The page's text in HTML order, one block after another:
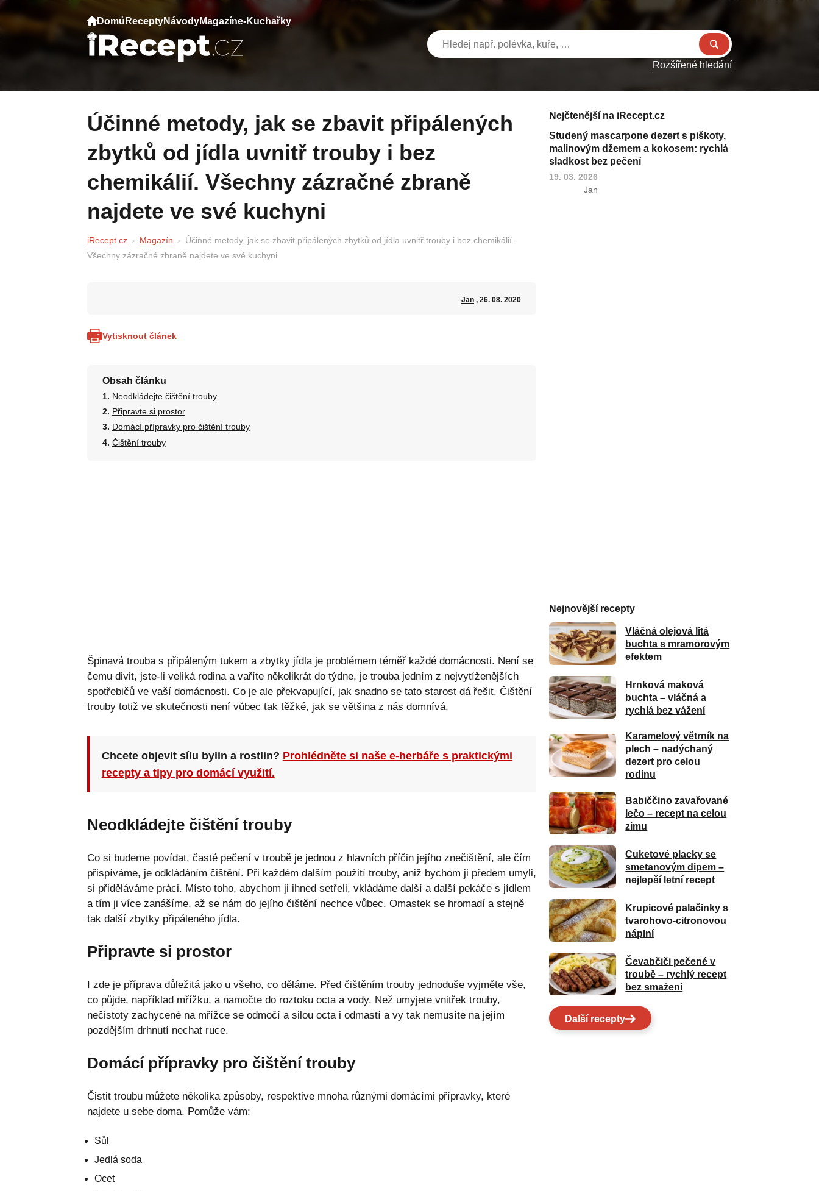
Domů ReceptyNávodyMagazíne-Kuchařky
Rozšířené hledání
Účinné metody, jak se zbavit připálených
zbytků od jídla uvnitř trouby i bez
chemikálií. Všechny zázračné zbraně
najdete ve své kuchyni
iRecept.cz Magazín
Účinné metody, jak se zbavit připálených zbytků od jídla uvnitř trouby i bez chemikálií.
Všechny zázračné zbraně najdete ve své kuchyni
Jan, 26. 08. 2020
Vytisknout článek
Obsah článku
Neodkládejte čištění trouby
Připravte si prostor
Domácí přípravky pro čištění trouby
Čištění trouby
Špinavá trouba s připáleným tukem a zbytky jídla je problémem téměř každé domácnosti. Není se
čemu divit, jste-li veliká rodina a vaříte několikrát do týdne, je trouba jedním z nejvytíženějších
spotřebičů ve vaší domácnosti. Co je ale překvapující, jak snadno se tato starost dá řešit. Čištění
trouby totiž ve skutečnosti není vůbec tak těžké, jak se většina z nás domnívá.
Chcete objevit sílu bylin a rostlin? Prohlédněte si naše e-herbáře s praktickými
recepty a tipy pro domácí využití.
Neodkládejte čištění trouby
Co si budeme povídat, časté pečení v troubě je jednou z hlavních příčin jejího znečištění, ale čím
přispíváme, je odkládáním čištění. Při každém dalším použití trouby, aniž bychom ji předem umyli,
si přiděláváme práci. Místo toho, abychom ji ihned setřeli, vkládáme další a další pekáče s jídlem
a tím ji více zanášíme, až se nám do jejího čištění nechce vůbec. Omastek se hromadí a stejně
tak další zbytky připáleného jídla.
Připravte si prostor
I zde je příprava důležitá jako u všeho, co děláme. Před čištěním trouby jednoduše vyjměte vše,
co půjde, například mřížku, a namočte do roztoku octa a vody. Než umyjete vnitřek trouby,
nečistoty zachycené na mřížce se odmočí a silou octa i odmastí a vy tak nemusíte na jejím
pozdějším drhnutí nechat ruce.
Domácí přípravky pro čištění trouby
Čistit troubu můžete několika způsoby, respektive mnoha různými domácími přípravky, které
najdete u sebe doma. Pomůže vám:
Sůl
Jedlá soda
Ocet
Nejčtenější na iRecept.cz
Studený mascarpone dezert s piškoty,
malinovým džemem a kokosem: rychlá
sladkost bez pečení
19. 03. 2026
Jan
Nejnovější recepty
Vláčná olejová litá
buchta s mramorovým
efektem
Hrnková maková
buchta – vláčná a
rychlá bez vážení
Karamelový větrník na
plech – nadýchaný
dezert pro celou
rodinu
Babiččino zavařované
lečo – recept na celou
zimu
Cuketové placky se
smetanovým dipem –
nejlepší letní recept
Krupicové palačinky s
tvarohovo-citronovou
náplní
Čevabčiči pečené v
troubě – rychlý recept
bez smažení
Další recepty